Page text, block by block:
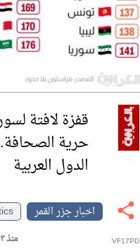
قفزة لافتة
حرية
الدول العربية
اخبار جزر القمر
منذ ٣ أشهر VF17PD